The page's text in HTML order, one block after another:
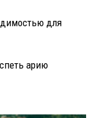
для
арию